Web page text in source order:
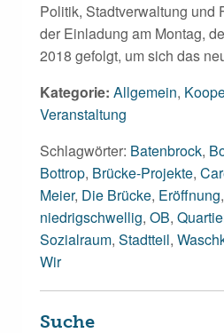
Politik, Stadtverwaltung und
der Einladung am Montag,
2018 gefolgt, um sich das
Kategorie: Allgemein,
Veranstaltung
Schlagwörter: Batenbrock,
Bottrop, Brücke-Projekte,
Meier, Die Brücke, Eröffnung,
niedrigschwellig, OB,
Sozialraum, Stadtteil,
Wir
Suche